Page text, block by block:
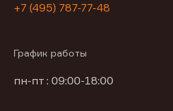
+7 (495) 787-77-48
График работы
пн-пт : 09:00-18:00